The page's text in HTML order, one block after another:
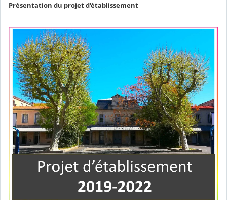
Présentation du projet d'établissement